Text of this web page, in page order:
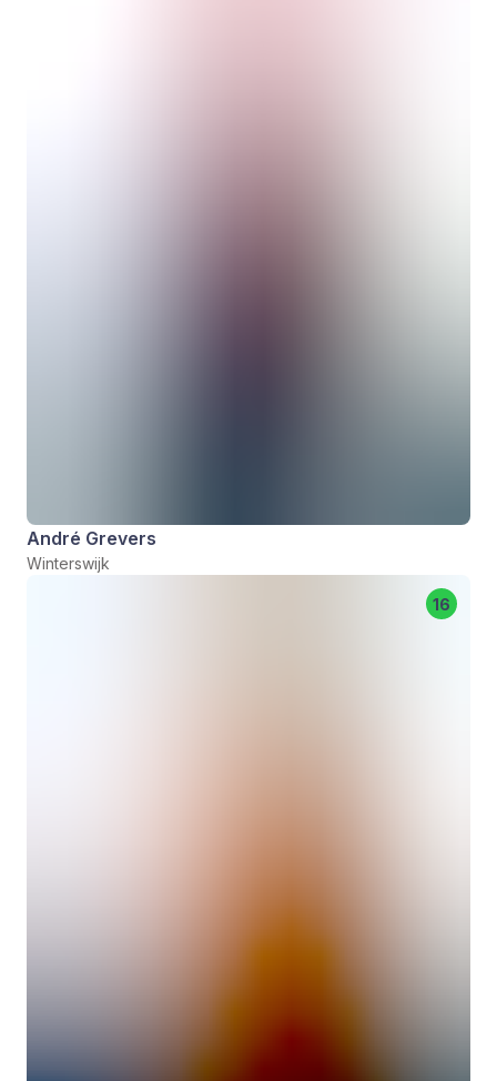
André Grevers
Winterswijk
16